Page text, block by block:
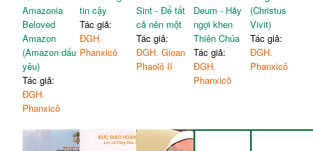
Amazonia
Beloved
Amazon
(Amazon dấu
yêu)
Tác giả:
ĐGH.
Phanxicô
tin cậy
Tác giả:
ĐGH.
Phanxicô
Sint - Để tất
cả nên một
Tác giả:
ĐGH. Gioan
Phaolô II
Deum - Hãy
ngợi khen
Thiên Chúa
Tác giả:
ĐGH.
Phanxicô
(Christus
Vivit)
Tác giả:
ĐGH.
Phanxicô